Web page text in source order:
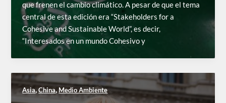
que frenen el cambio climático. A pesar de que el tema
central de esta edición era “Stakeholders for a
Cohesive and Sustainable World”, es decir,
“Interesados en un mundo Cohesivo y
Asia,China,Medio Ambiente